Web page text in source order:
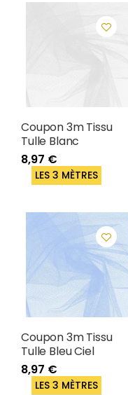
Coupon 3m Tissu
Tulle Blanc
8,97 €
LES 3 MÈTRES
Coupon 3m Tissu
Tulle Bleu Ciel
8,97 €
LES 3 MÈTRES